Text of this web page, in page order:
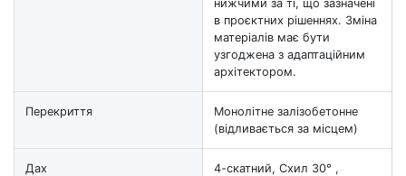
нижчими за ті, що зазначені
в проєктних рішеннях. Зміна
матеріалів має бути
узгоджена з адаптаційним
архітектором.
Перекриття
Монолітне залізобетонне
(відливається за місцем)
Дах
4-скатний, Схил 30° ,